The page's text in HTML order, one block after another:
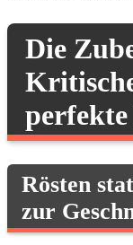
Die
Rösten
zur